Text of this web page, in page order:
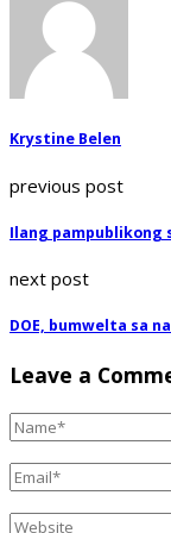
Krystine Belen
previous post
Ilang pampublikong
next post
DOE, bumwelta sa
Leave a